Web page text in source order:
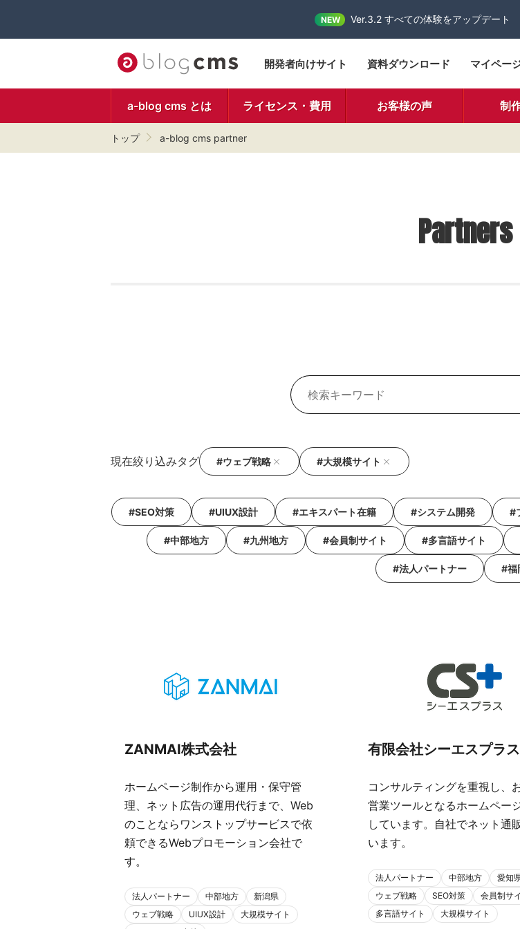
NEW Ver.3.2 すべての体験をアップデート
開発者向けサイト 資料ダウンロード マイペー
a-blog cms とは ライセンス・費用 お客様の声 制
トップ a-blog cms partner
Partners
現在絞り込みタグ #ウェブ戦略 #大規模サイト
#SEO対策 #UIUX設計 #エキスパート在籍 #システム開発 #
#中部地方 #九州地方 #会員制サイト #多言語サイト
#法人パートナー #福
ZANMAI株式会社
ホームページ制作から運用・保守管
理、ネット広告の運用代行まで、Web
のことならワンストップサービスで依
頼できるWebプロモーション会社で
す。
法人パートナー 中部地方
新潟県
ウェブ戦略
UIUX設計
大規模サイト
有限会社シーエスプラス
コンサルティングを重視し、
営業ツールとなるホームペー
しています。自社でネット通
います。
法人パートナー 中部地方
愛知
ウェブ戦略
SEO対策
会員制サ
多言語サイト
大規模サイト